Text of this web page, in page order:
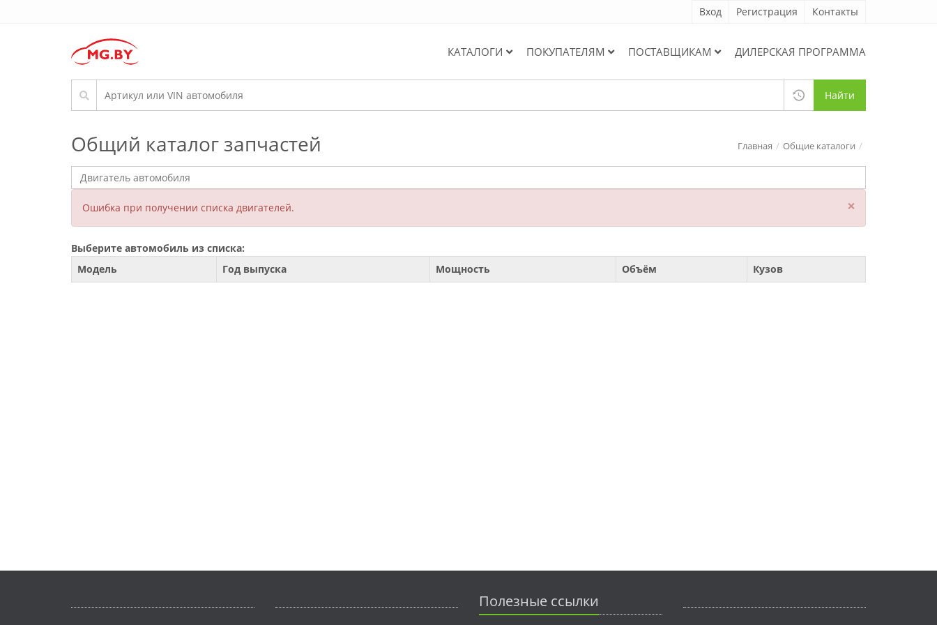
Вход Регистрация Контакты
КАТАЛОГИ ПОКУПАТЕЛЯМ ПОСТАВЩИКАМ ДИЛЕРСКАЯ ПРОГРАММА
Найти
Общий каталог запчастей Главная Общие каталоги
Ошибка при получении списка двигателей. ×
Выберите автомобиль из списка:
Модель
Год выпуска Мощность Объём Кузов
Полезные ссылки